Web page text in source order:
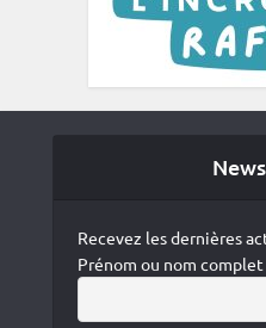
Recevez les dernières
Prénom ou nom complet